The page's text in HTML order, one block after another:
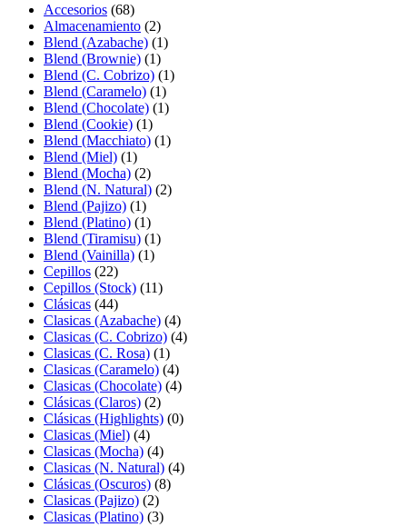
Accesorios (68)
Almacenamiento (2)
Blend (Azabache) (1)
Blend (Brownie) (1)
Blend (C. Cobrizo) (1)
Blend (Caramelo) (1)
Blend (Chocolate) (1)
Blend (Cookie) (1)
Blend (Macchiato) (1)
Blend (Miel) (1)
Blend (Mocha) (2)
Blend (N. Natural) (2)
Blend (Pajizo) (1)
Blend (Platino) (1)
Blend (Tiramisu) (1)
Blend (Vainilla) (1)
Cepillos (22)
Cepillos (Stock) (11)
Clásicas (44)
Clasicas (Azabache) (4)
Clasicas (C. Cobrizo) (4)
Clasicas (C. Rosa) (1)
Clasicas (Caramelo) (4)
Clasicas (Chocolate) (4)
Clásicas (Claros) (2)
Clásicas (Highlights) (0)
Clasicas (Miel) (4)
Clasicas (Mocha) (4)
Clasicas (N. Natural) (4)
Clásicas (Oscuros) (8)
Clasicas (Pajizo) (2)
Clasicas (Platino) (3)